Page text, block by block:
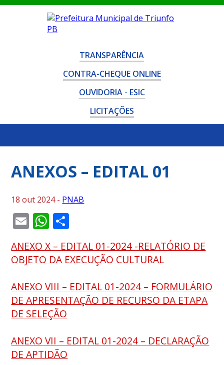
TRANSPARÊNCIA
CONTRA-CHEQUE ONLINE
OUVIDORIA - ESIC
LICITAÇÕES
ANEXOS – EDITAL 01
18 out 2024 - PNAB
EmailWhatsApp
ANEXO X – EDITAL 01-2024 -RELATÓRIO DE
OBJETO DA EXECUÇÃO CULTURAL
ANEXO VIII – EDITAL 01-2024 – FORMULÁRIO
DE APRESENTAÇÃO DE RECURSO DA ETAPA
DE SELEÇÃO
ANEXO VII – EDITAL 01-2024 – DECLARAÇÃO
DE APTIDÃO